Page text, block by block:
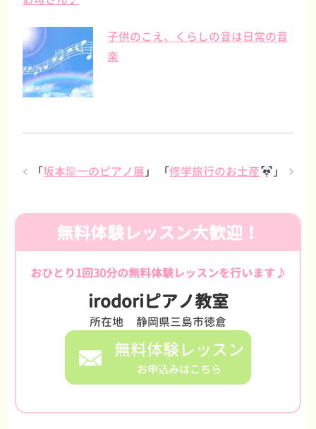
子供のこえ、くらしの音は日常の音
楽
「修学旅行のお土産 」
「坂本龍一のピアノ展 」
無料体験レッスン大歓迎！
おひとり1回30分の無料体験レッスンを行います♪
irodoriピアノ教室
所在地 静岡県三島市徳倉
無料体験レッスン
お申込みはこちら